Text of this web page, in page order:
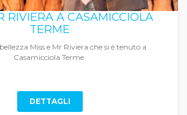
RIVIERA A CASAMICCIOLA
TERME
Miss e Mr Riviera che si è tenuto a
Casamicciola Terme.
DETTAGLI